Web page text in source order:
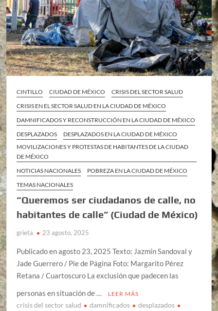
CINTILLO CIUDAD DE MÉXICO
CRISIS DEL SECTOR SALUD
CRISIS EN EL SECTOR SALUD EN LA CIUDAD DE MÉXICO
DAMNIFICADOS Y RECONSTRUCCIÓN EN LA CIUDAD DE MÉXICO
DESPLAZADOS
DESPLAZADOS EN LA CIUDAD DE MÉXICO
MOVILIZACIONES Y PROTESTAS DE HABITANTES DE LA CIUDAD
DE MÉXICO
NOTICIAS NACIONALES
POBREZA EN LA CIUDAD DE MÉXICO
TEMAS NACIONALES
“Queremos ser ciudadanos de calle, no
habitantes de calle” (Ciudad de México)
grieta 23 agosto, 2025
Publicado en agosto 23, 2025 Texto: Jazmín Sandoval y
Jade Guerrero / Pie de Página Foto: Margarito Pérez
Retana / Cuartoscuro La exclusión que padecen las
personas en situación de …
LEER MÁS
crisis del sector salud damnificados
desplazados